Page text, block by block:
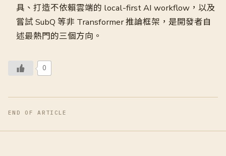
具、打造不依賴雲端的 local-first AI workflow，以及
嘗試 SubQ 等非 Transformer 推論框架，是開發者自
述最熱門的三個方向。
0
END OF ARTICLE